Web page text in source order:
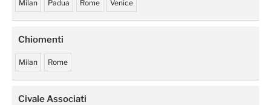
Milan Padua Rome Venice
Chiomenti
Milan Rome
Civale Associati